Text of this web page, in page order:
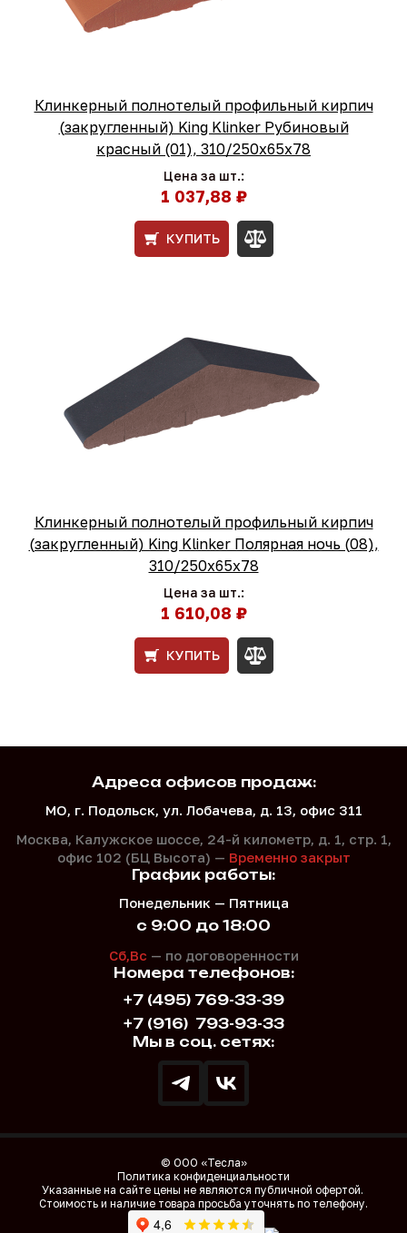
Клинкерный полнотелый профильный кирпич
(закругленный) King Klinker Рубиновый
красный (01), 310/250x65x78
Цена за шт.:
1 037,88 ₽
КУПИТЬ
Клинкерный полнотелый профильный кирпич
(закругленный) King Klinker Полярная ночь (08),
310/250x65x78
Цена за шт.:
1 610,08 ₽
КУПИТЬ
Адреса офисов продаж:
МО, г. Подольск, ул. Лобачева, д. 13, офис 311
Москва, Калужское шоссе, 24-й километр, д. 1, стр. 1,
офис 102 (БЦ Высота) — Временно закрыт
Номера телефонов:
+7 (495) 769-33-39
+7 (916) 793-93-33
График работы:
Понедельник — Пятница
с 9:00 до 18:00
Сб,Вс — по договоренности
Мы в соц. сетях:
© ООО «Тесла»
Политика конфиденциальности
Указанные на сайте цены не являются публичной офертой.
Стоимость и наличие товара просьба уточнять по телефону.